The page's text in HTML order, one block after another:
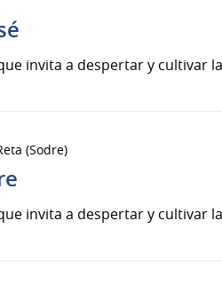
invita a despertar y cultivar
(Sodre)
invita a despertar y cultivar